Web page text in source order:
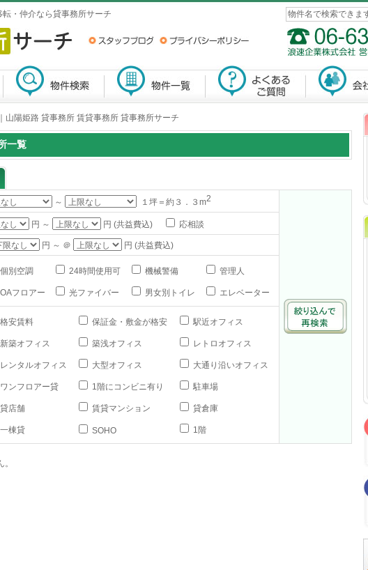
・仲介なら貸事務所サーチ
山陽姫路 貸事務所 賃貸事務所 貸事務所サーチ
一覧
～ １坪＝約３．３m2
円 ～ 円 (共益費込) 応相談
円 ～ ＠ 円 (共益費込)
個別空調 24時間使用可 機械警備 管理人
OAフロアー 光ファイバー 男女別トイレ エレベーター
格安賃料 保証金・敷金が格安 駅近オフィス
新築オフィス 築浅オフィス レトロオフィス
レンタルオフィス 大型オフィス 大通り沿いオフィス
ワンフロアー貸 1階にコンビニ有り 駐車場
貸店舗 賃貸マンション 貸倉庫
一棟貸 SOHO 1階